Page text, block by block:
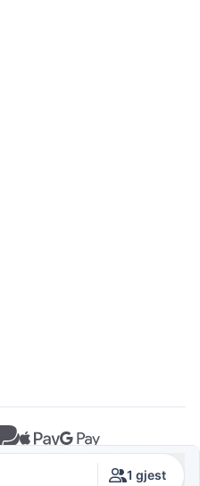
1 gjest
© 2026 Crovillas GmbH